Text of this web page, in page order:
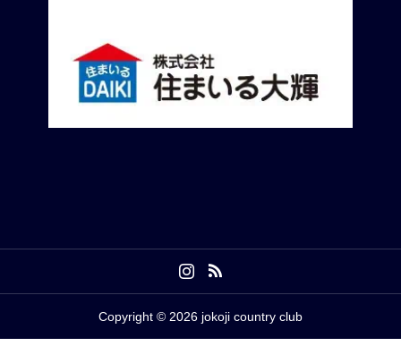
Copyright © 2026 jokoji country club